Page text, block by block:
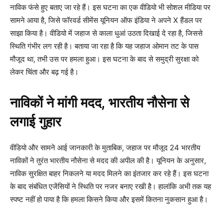
नाविक फंसे हुए बताए जा रहे हैं। इस घटना का एक वीडियो भी सोशल मीडिया पर
सामने आया है, जिसे फॉरवर्ड सीमेंस यूनियन ऑफ इंडिया ने अपने X हैंडल पर
साझा किया है। वीडियो में जहाज से काला धुआं उठता दिखाई दे रहा है, जिससे
स्थिति गंभीर लग रही है। बताया जा रहा है कि यह जहाज ओमान तट के पास
मौजूद था, तभी उस पर हमला हुआ। इस घटना के बाद से समुद्री सुरक्षा को
लेकर चिंता और बढ़ गई है।
नाविकों ने मांगी मदद, भारतीय नौसेना से
लगाई गुहार
वीडियो और सामने आई जानकारी के मुताबिक, जहाज पर मौजूद 24 भारतीय
नाविकों ने तुरंत भारतीय नौसेना से मदद की अपील की है। यूनियन के अनुसार,
नाविक सुरक्षित बाहर निकलने या मदद मिलने का इंतजार कर रहे हैं। इस घटना
के बाद संबंधित एजेंसियों ने स्थिति पर नजर बनाए रखी है। हालांकि अभी तक यह
स्पष्ट नहीं हो पाया है कि हमला किसने किया और इसमें कितना नुकसान हुआ है।